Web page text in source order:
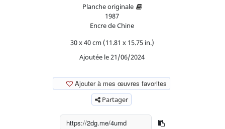
Planche originale
1987
Encre de Chine
30 x 40 cm (11.81 x 15.75 in.)
Ajoutée le 21/06/2024
Ajouter à mes œuvres favorites
Partager